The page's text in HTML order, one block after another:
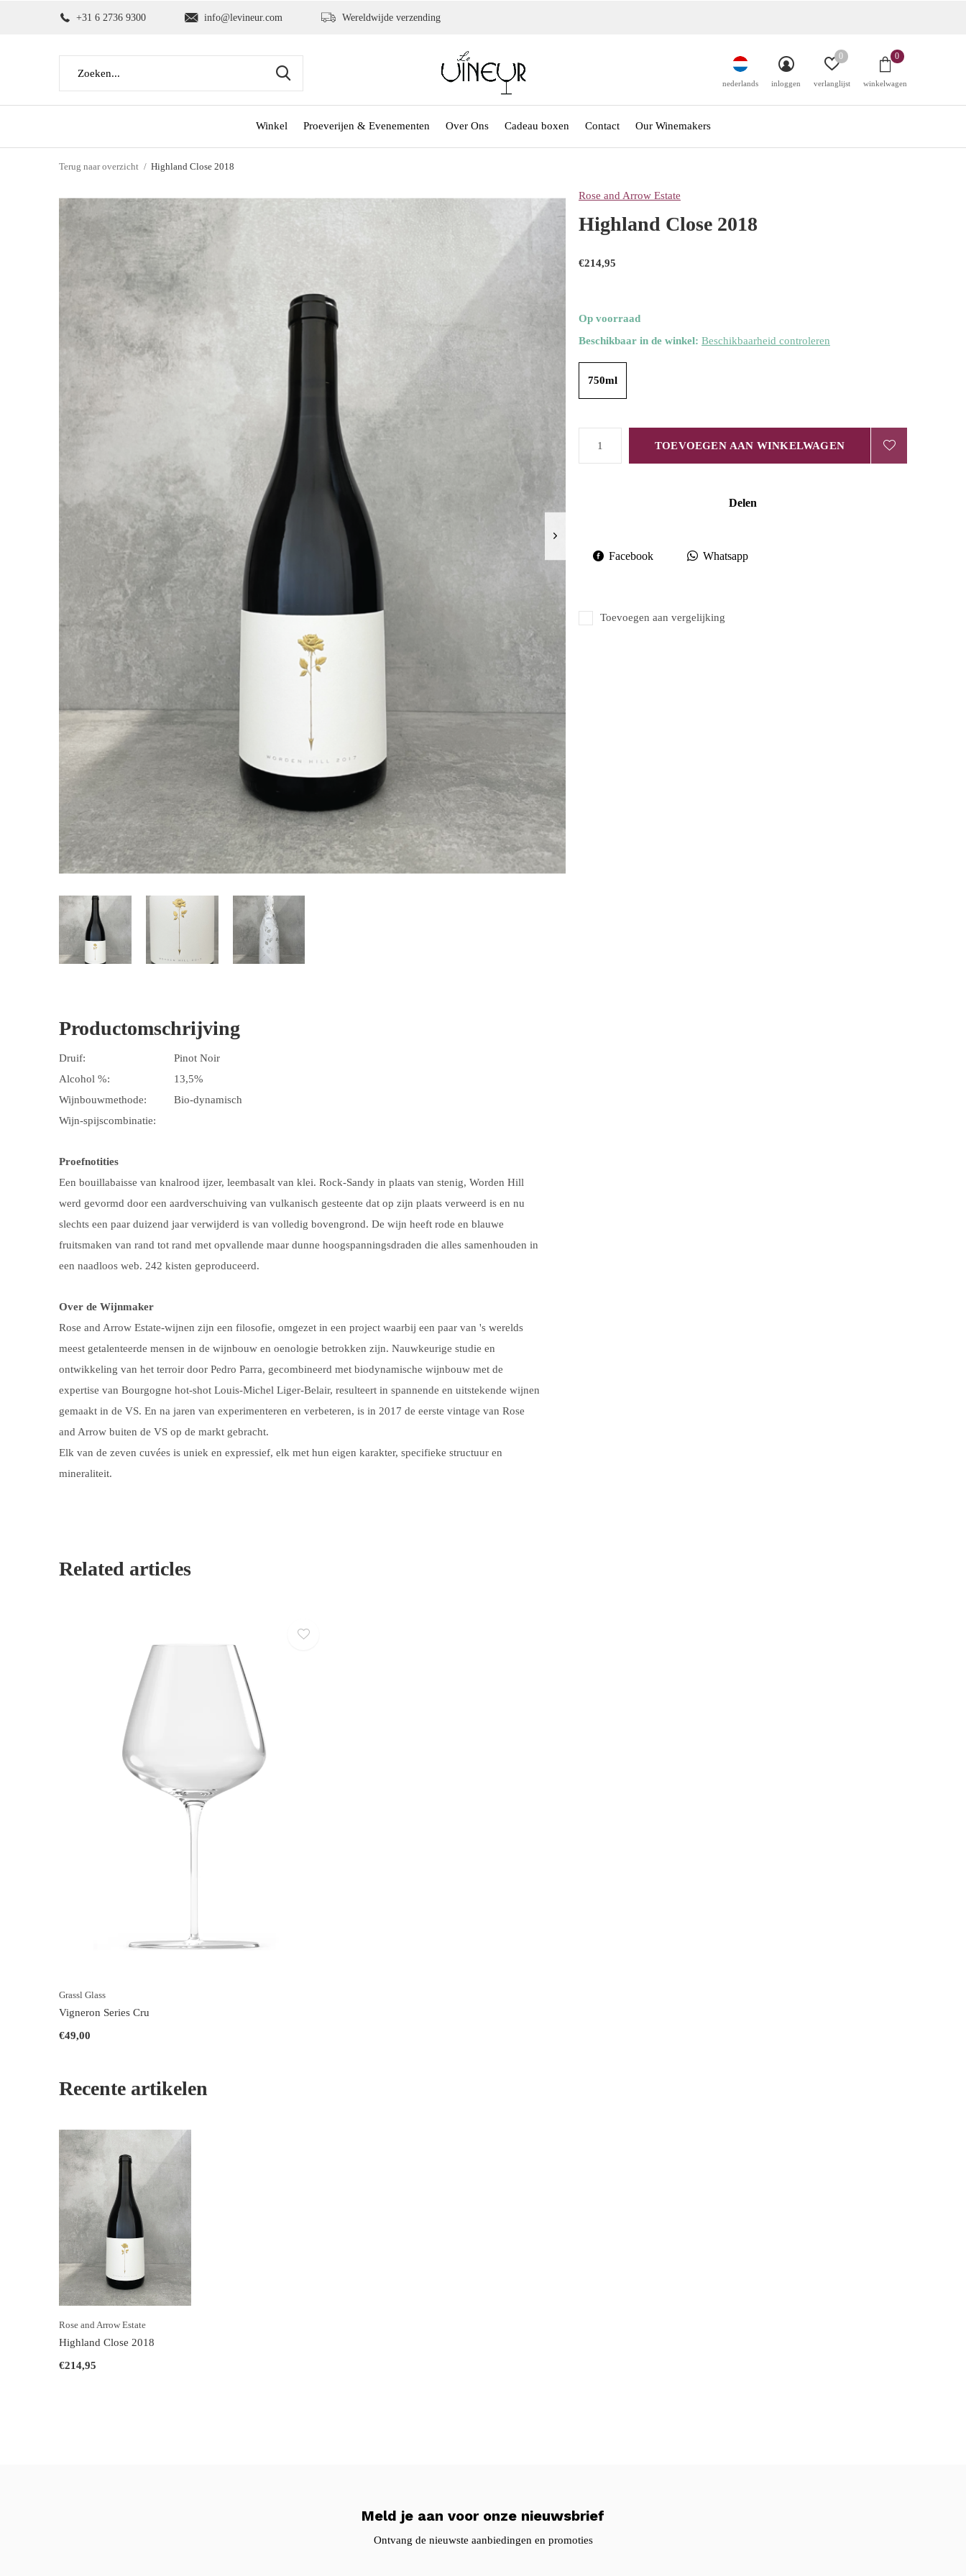
Winkel Proeverijen & Evenementen Over Ons Cadeau boxen Contact Our Winemakers
nederlands inloggen verlanglijst
0
winkelwagen
0
+31 6 2736 9300 info@levineur.com Wereldwijde verzending
Terug naar overzicht Highland Close 2018
Rose and Arrow Estate
Highland Close 2018
€214,95
Op voorraad
Beschikbaar in de winkel: Beschikbaarheid controleren
750ml
TOEVOEGEN AAN WINKELWAGEN
Delen
Facebook Whatsapp
Toevoegen aan vergelijking
Productomschrijving
Druif:
Pinot Noir
Alcohol %:
13,5%
Wijnbouwmethode:
Bio-dynamisch
Wijn-spijscombinatie:
Proefnotities
Een bouillabaisse van knalrood ijzer, leembasalt van klei. Rock-Sandy in plaats van stenig, Worden Hill
werd gevormd door een aardverschuiving van vulkanisch gesteente dat op zijn plaats verweerd is en nu
slechts een paar duizend jaar verwijderd is van volledig bovengrond. De wijn heeft rode en blauwe
fruitsmaken van rand tot rand met opvallende maar dunne hoogspanningsdraden die alles samenhouden in
een naadloos web. 242 kisten geproduceerd.
Over de Wijnmaker
Rose and Arrow Estate-wijnen zijn een filosofie, omgezet in een project waarbij een paar van 's werelds
meest getalenteerde mensen in de wijnbouw en oenologie betrokken zijn. Nauwkeurige studie en
ontwikkeling van het terroir door Pedro Parra, gecombineerd met biodynamische wijnbouw met de
expertise van Bourgogne hot-shot Louis-Michel Liger-Belair, resulteert in spannende en uitstekende wijnen
gemaakt in de VS. En na jaren van experimenteren en verbeteren, is in 2017 de eerste vintage van Rose
and Arrow buiten de VS op de markt gebracht.
Elk van de zeven cuvées is uniek en expressief, elk met hun eigen karakter, specifieke structuur en
mineraliteit.
Related articles
Grassl Glass
Vigneron Series Cru
€49,00
Recente artikelen
Rose and Arrow Estate
Highland Close 2018
€214,95
Meld je aan voor onze nieuwsbrief
Ontvang de nieuwste aanbiedingen en promoties